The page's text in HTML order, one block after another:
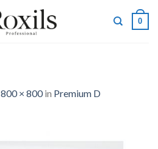
0
800 × 800in Premium D